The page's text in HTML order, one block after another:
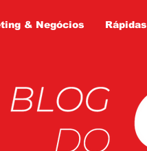
& Negócios Rápidas